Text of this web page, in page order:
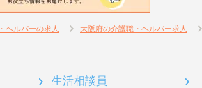
ヘルパーの求人 大阪府の介護職・ヘルパー求人
生活相談員